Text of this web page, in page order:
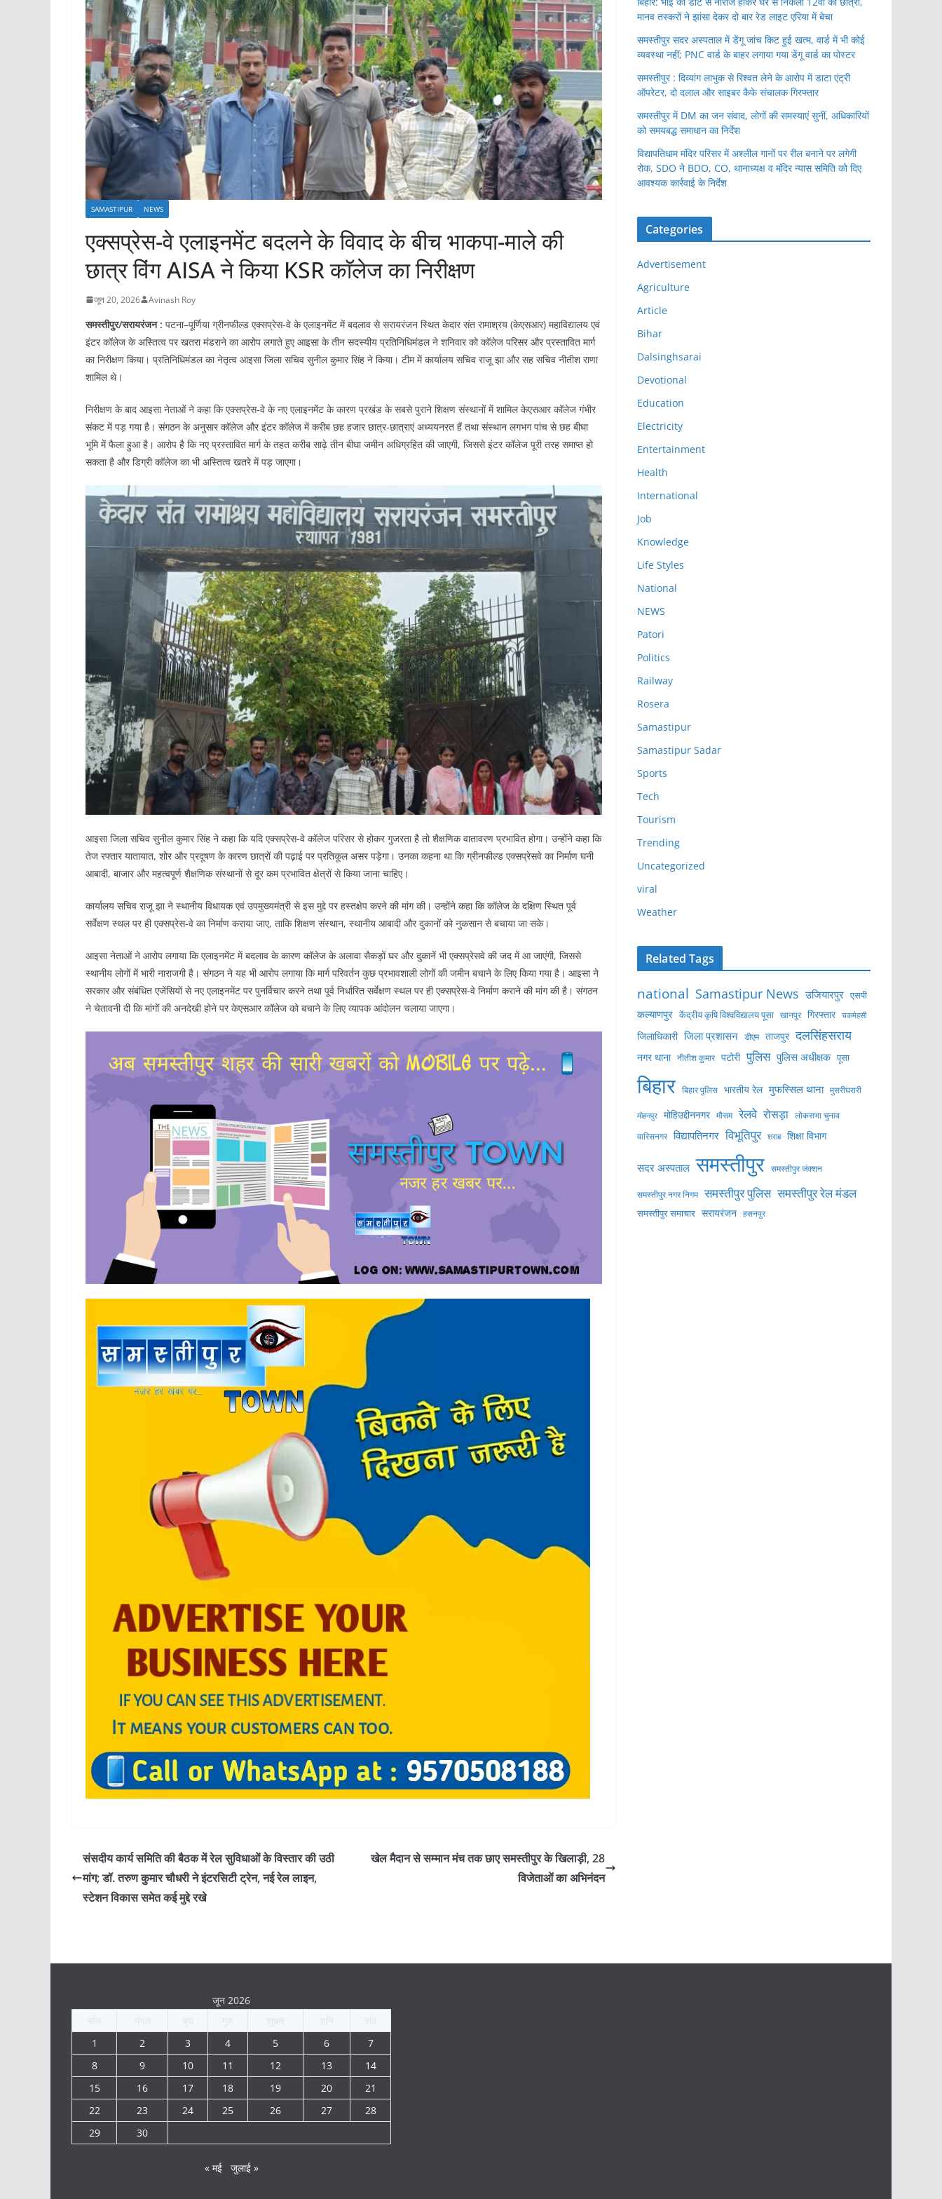
SAMASTIPUR NEWS
एक्सप्रेस-वे एलाइनमेंट बदलने के विवाद के बीच भाकपा-माले की
छात्र विंग AISA ने किया KSR काॅलेज का निरीक्षण
जून 20, 2026 Avinash Roy
समस्तीपुर/सरायरंजन : पटना–पूर्णिया ग्रीनफील्ड एक्सप्रेस-वे के एलाइनमेंट में बदलाव से सरायरंजन स्थित केदार संत रामाश्रय (केएसआर) महाविद्यालय एवं
इंटर कॉलेज के अस्तित्व पर खतरा मंडराने का आरोप लगाते हुए आइसा के तीन सदस्यीय प्रतिनिधिमंडल ने शनिवार को कॉलेज परिसर और प्रस्तावित मार्ग
का निरीक्षण किया। प्रतिनिधिमंडल का नेतृत्व आइसा जिला सचिव सुनील कुमार सिंह ने किया। टीम में कार्यालय सचिव राजू झा और सह सचिव नीतीश राणा
शामिल थे।
निरीक्षण के बाद आइसा नेताओं ने कहा कि एक्सप्रेस-वे के नए एलाइनमेंट के कारण प्रखंड के सबसे पुराने शिक्षण संस्थानों में शामिल केएसआर कॉलेज गंभीर
संकट में पड़ गया है। संगठन के अनुसार कॉलेज और इंटर कॉलेज में करीब छह हजार छात्र-छात्राएं अध्ययनरत हैं तथा संस्थान लगभग पांच से छह बीघा
भूमि में फैला हुआ है। आरोप है कि नए प्रस्तावित मार्ग के तहत करीब साढ़े तीन बीघा जमीन अधिग्रहित की जाएगी, जिससे इंटर कॉलेज पूरी तरह समाप्त हो
सकता है और डिग्री कॉलेज का भी अस्तित्व खतरे में पड़ जाएगा।
आइसा जिला सचिव सुनील कुमार सिंह ने कहा कि यदि एक्सप्रेस-वे कॉलेज परिसर से होकर गुजरता है तो शैक्षणिक वातावरण प्रभावित होगा। उन्होंने कहा कि
तेज रफ्तार यातायात, शोर और प्रदूषण के कारण छात्रों की पढ़ाई पर प्रतिकूल असर पड़ेगा। उनका कहना था कि ग्रीनफील्ड एक्सप्रेसवे का निर्माण घनी
आबादी, बाजार और महत्वपूर्ण शैक्षणिक संस्थानों से दूर कम प्रभावित क्षेत्रों से किया जाना चाहिए।
कार्यालय सचिव राजू झा ने स्थानीय विधायक एवं उपमुख्यमंत्री से इस मुद्दे पर हस्तक्षेप करने की मांग की। उन्होंने कहा कि कॉलेज के दक्षिण स्थित पूर्व
सर्वेक्षण स्थल पर ही एक्सप्रेस-वे का निर्माण कराया जाए, ताकि शिक्षण संस्थान, स्थानीय आबादी और दुकानों को नुकसान से बचाया जा सके।
आइसा नेताओं ने आरोप लगाया कि एलाइनमेंट में बदलाव के कारण कॉलेज के अलावा सैकड़ों घर और दुकानें भी एक्सप्रेसवे की जद में आ जाएंगी, जिससे
स्थानीय लोगों में भारी नाराजगी है। संगठन ने यह भी आरोप लगाया कि मार्ग परिवर्तन कुछ प्रभावशाली लोगों की जमीन बचाने के लिए किया गया है। आइसा ने
सरकार और संबंधित एजेंसियों से नए एलाइनमेंट पर पुनर्विचार करने तथा पूर्व निर्धारित सर्वेक्षण स्थल पर ही एक्सप्रेस-वे निर्माण कराने की मांग की है। संगठन
ने चेतावनी दी कि मांगों की अनदेखी होने पर केएसआर कॉलेज को बचाने के लिए व्यापक आंदोलन चलाया जाएगा।
संसदीय कार्य समिति की बैठक में रेल सुविधाओं के विस्तार की उठी
मांग; डॉ. तरुण कुमार चौधरी ने इंटरसिटी ट्रेन, नई रेल लाइन,
स्टेशन विकास समेत कई मुद्दे रखे
खेल मैदान से सम्मान मंच तक छाए समस्तीपुर के खिलाड़ी, 28
विजेताओं का अभिनंदन
मानव तस्करों ने झांसा देकर दो बार रेड लाइट एरिया में बेचा
समस्तीपुर सदर अस्पताल में डेंगू जांच किट हुई खत्म, वार्ड में भी कोई
व्यवस्था नहीं; PNC वार्ड के बाहर लगाया गया डेंगू वार्ड का पोस्टर
समस्तीपुर : दिव्यांग लाभुक से रिश्वत लेने के आरोप में डाटा एंट्री
ऑपरेटर, दो दलाल और साइबर कैफे संचालक गिरफ्तार
समस्तीपुर में DM का जन संवाद, लोगों की समस्याएं सुनीं, अधिकारियों
को समयबद्ध समाधान का निर्देश
विद्यापतिधाम मंदिर परिसर में अश्लील गानों पर रील बनाने पर लगेगी
रोक, SDO ने BDO, CO, थानाध्यक्ष व मंदिर न्यास समिति को दिए
आवश्यक कार्रवाई के निर्देश
Categories
Advertisement
Agriculture
Article
Bihar
Dalsinghsarai
Devotional
Education
Electricity
Entertainment
Health
International
Job
Knowledge
Life Styles
National
NEWS
Patori
Politics
Railway
Rosera
Samastipur
Samastipur Sadar
Sports
Tech
Tourism
Trending
Uncategorized
viral
Weather
Related Tags
national Samastipur News उजियारपुर एसपी
कल्याणपुर केंद्रीय कृषि विश्वविद्यालय पूसा खानपुर गिरफ्तार चकमेहसी
जिलाधिकारी जिला प्रशासन डीएम ताजपुर दलसिंहसराय
नगर थाना नीतीश कुमार पटोरी पुलिस पुलिस अधीक्षक पूसा
बिहार बिहार पुलिस भारतीय रेल मुफस्सिल थाना मुसरीघरारी
मोहनपुर मोहिउद्दीननगर मौसम रेलवे रोसड़ा लोकसभा चुनाव
वारिसनगर विद्यापतिनगर विभूतिपुर शराब शिक्षा विभाग
सदर अस्पताल समस्तीपुर समस्तीपुर जंक्शन
समस्तीपुर नगर निगम समस्तीपुर पुलिस समस्तीपुर रेल मंडल
समस्तीपुर समाचार सरायरंजन हसनपुर
जून 2026
1
2 3 4 5 6
7
8
9 10 11 12 13
14
15
16 17 18 19 20
21
22
23 24 25 26 27
28
29
30
« मई जुलाई »